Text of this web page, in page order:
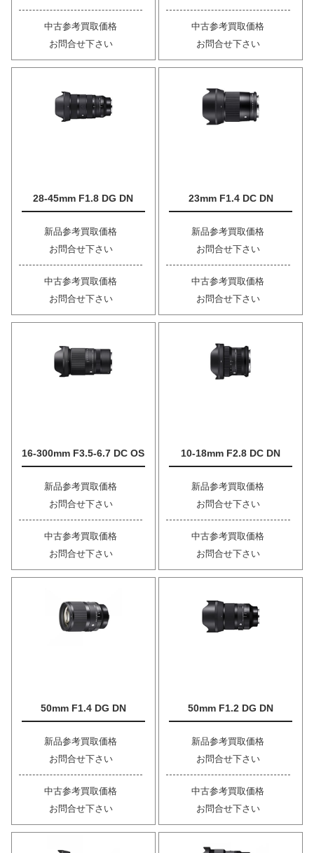
中古参考買取価格
お問合せ下さい
中古参考買取価格
お問合せ下さい
28-45mm F1.8 DG DN
新品参考買取価格
お問合せ下さい
中古参考買取価格
お問合せ下さい
23mm F1.4 DC DN
新品参考買取価格
お問合せ下さい
中古参考買取価格
お問合せ下さい
16-300mm F3.5-6.7 DC OS
新品参考買取価格
お問合せ下さい
中古参考買取価格
お問合せ下さい
10-18mm F2.8 DC DN
新品参考買取価格
お問合せ下さい
中古参考買取価格
お問合せ下さい
50mm F1.4 DG DN
新品参考買取価格
お問合せ下さい
中古参考買取価格
お問合せ下さい
50mm F1.2 DG DN
新品参考買取価格
お問合せ下さい
中古参考買取価格
お問合せ下さい